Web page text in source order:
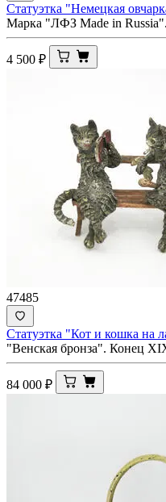
Статуэтка "Немецкая
Марка "ЛФЗ Made in
4 500 ₽
47485
Статуэтка "Кот и кошка на
"Венская бронза". Конец
84 000 ₽